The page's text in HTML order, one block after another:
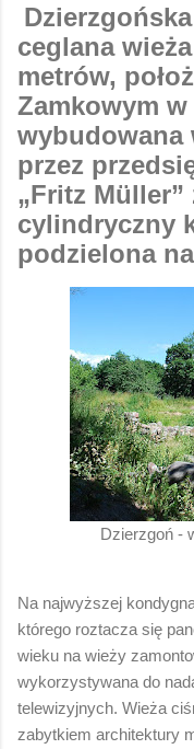
ceglana
metrów,
Zamkowym w
wybudowana
przez
„Fritz Müller”
cylindryczny
podzielona
Dzierzgoń -
Na najwyższej
którego roztacza się
wieku na wieży
wykorzystywana do
telewizyjnych. Wieża
zabytkiem architektury